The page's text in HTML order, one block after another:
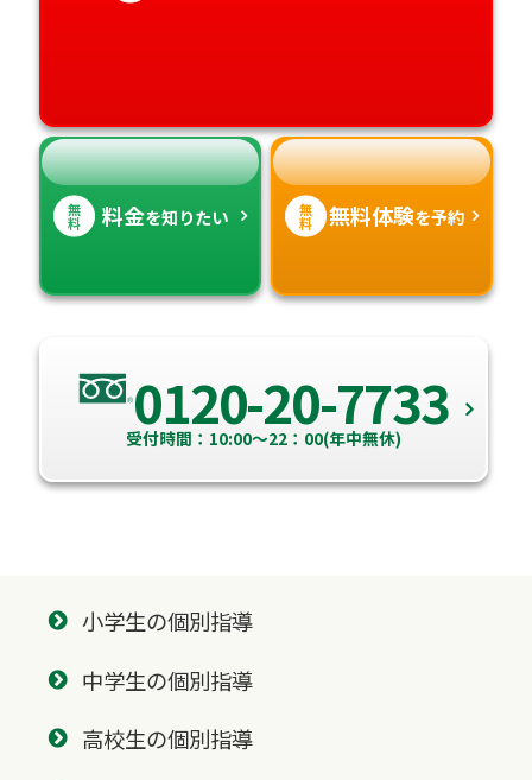
高知県
沖縄県
無
料 料金を知りたい 無
料 無料体験を予約
0120-20-7733
受付時間：10:00～22：00(年中無休)
小学生の個別指導
中学生の個別指導
高校生の個別指導